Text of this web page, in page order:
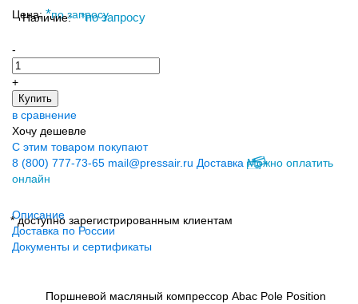
Цена: *по запросу
Наличие: *по запросу
-
+
Купить
в сравнение
Хочу дешевле
С этим товаром покупают
8 (800) 777-73-65 mail@pressair.ru Доставка Можно оплатить
онлайн
* доступно зарегистрированным клиентам
Описание
Доставка по России
Документы и сертификаты
Поршневой масляный компрессор Abac Pole Position